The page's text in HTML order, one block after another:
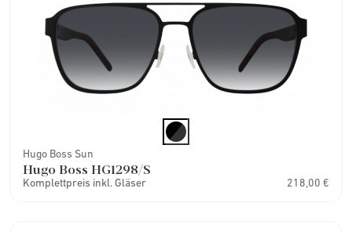
Hugo Boss Sun
Hugo Boss HG1298/S
Komplettpreis inkl. Gläser 218,00 €